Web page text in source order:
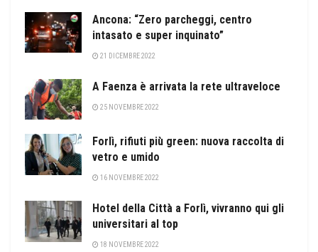
Ancona: “Zero parcheggi, centro
intasato e super inquinato”
21 DICEMBRE 2022
A Faenza è arrivata la rete ultraveloce
25 NOVEMBRE 2022
Forlì, rifiuti più green: nuova raccolta di
vetro e umido
16 NOVEMBRE 2022
Hotel della Città a Forlì, vivranno qui gli
universitari al top
18 NOVEMBRE 2022